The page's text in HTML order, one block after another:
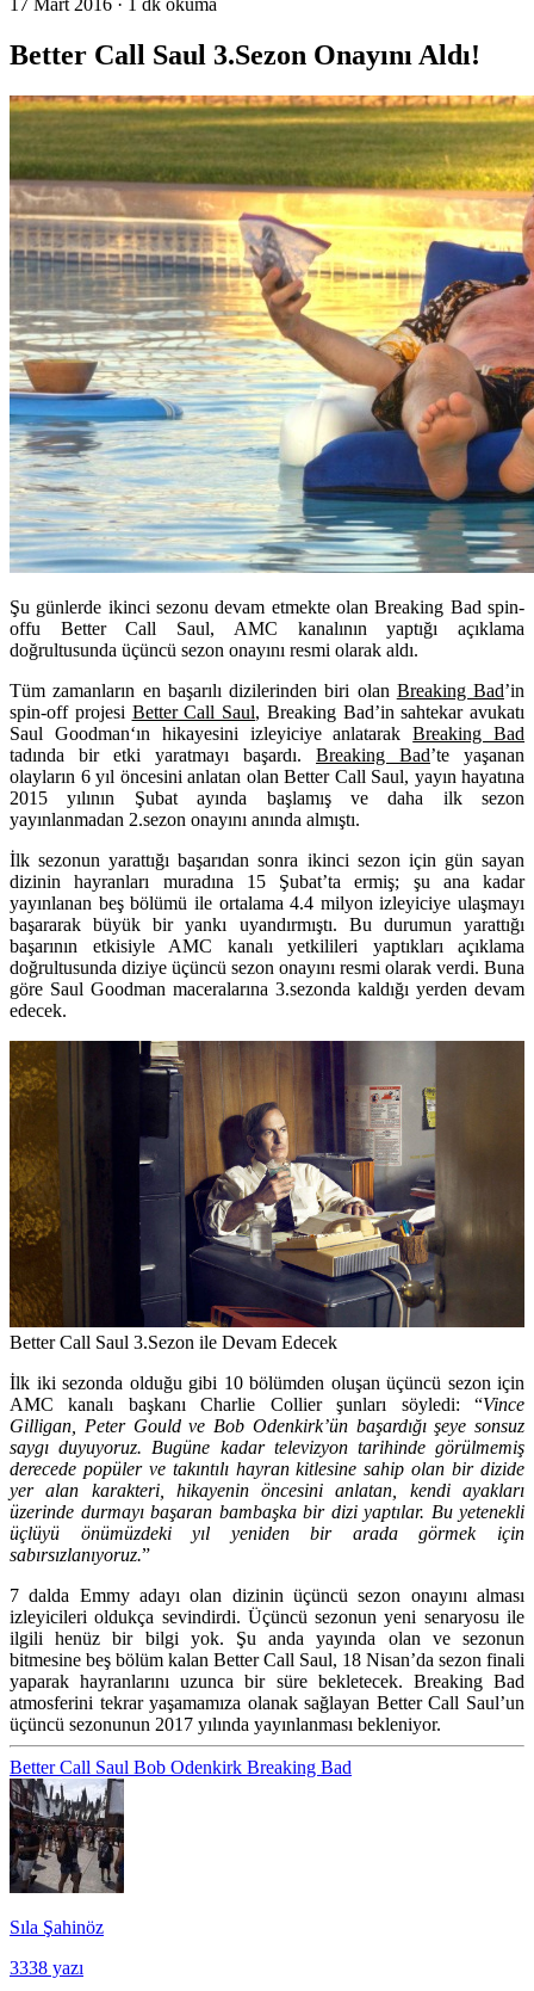
17 Mart 2016 · 1 dk okuma
Better Call Saul 3.Sezon Onayını Aldı!
Şu günlerde ikinci sezonu devam etmekte olan Breaking Bad spin-
offu Better Call Saul, AMC kanalının yaptığı açıklama
doğrultusunda üçüncü sezon onayını resmi olarak aldı.
Tüm zamanların en başarılı dizilerinden biri olan Breaking Bad’in
spin-off projesi Better Call Saul, Breaking Bad’in sahtekar avukatı
Saul Goodman‘ın hikayesini izleyiciye anlatarakBreaking Bad
tadında bir etki yaratmayı başardı. Breaking Bad’te yaşanan
olayların 6 yıl öncesini anlatan olan Better Call Saul, yayın hayatına
2015 yılının Şubat ayında başlamış ve daha ilk sezon
yayınlanmadan 2.sezon onayını anında almıştı.
İlk sezonun yarattığı başarıdan sonra ikinci sezon için gün sayan
dizinin hayranları muradına 15 Şubat’ta ermiş; şu ana kadar
yayınlanan beş bölümü ile ortalama 4.4 milyon izleyiciye ulaşmayı
başararak büyük bir yankı uyandırmıştı. Bu durumun yarattığı
başarının etkisiyle AMC kanalı yetkilileri yaptıkları açıklama
doğrultusunda diziye üçüncü sezon onayını resmi olarak verdi. Buna
göre Saul Goodman maceralarına 3.sezonda kaldığı yerden devam
edecek.
Better Call Saul 3.Sezon ile Devam Edecek
İlk iki sezonda olduğu gibi 10 bölümden oluşan üçüncü sezon için
AMC kanalı başkanı Charlie Collier şunları söyledi: “Vince
Gilligan, Peter Gould ve Bob Odenkirk’ün başardığı şeye sonsuz
saygı duyuyoruz. Bugüne kadar televizyon tarihinde görülmemiş
derecede popüler ve takıntılı hayran kitlesine sahip olan bir dizide
yer alan karakteri, hikayenin öncesini anlatan, kendi ayakları
üzerinde durmayı başaran bambaşka bir dizi yaptılar. Bu yetenekli
üçlüyü önümüzdeki yıl yeniden bir arada görmek için
sabırsızlanıyoruz.”
7 dalda Emmy adayı olan dizinin üçüncü sezon onayını alması
izleyicileri oldukça sevindirdi. Üçüncü sezonun yeni senaryosu ile
ilgili henüz bir bilgi yok. Şu anda yayında olan ve sezonun
bitmesine beş bölüm kalan Better Call Saul, 18 Nisan’da sezon finali
yaparak hayranlarını uzunca bir süre bekletecek. Breaking Bad
atmosferini tekrar yaşamamıza olanak sağlayan Better Call Saul’un
üçüncü sezonunun 2017 yılında yayınlanması bekleniyor.
Better Call Saul Bob Odenkirk Breaking Bad
Sıla Şahinöz
3338 yazı